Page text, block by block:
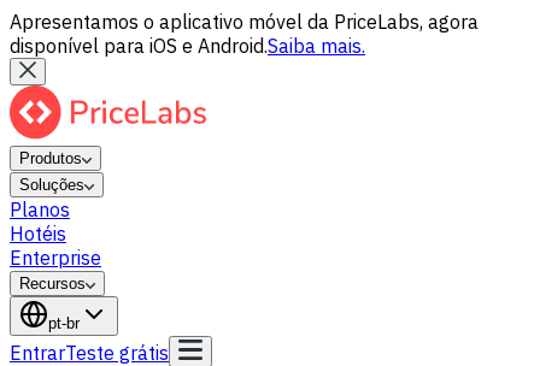
Apresentamos o aplicativo móvel da PriceLabs, agora
disponível para iOS e Android.Saiba mais.
Produtos
Soluções
Planos
Hotéis
Enterprise
Recursos
pt-br
EntrarTeste grátis